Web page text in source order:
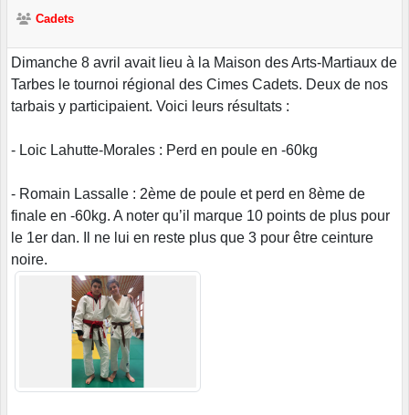
Cadets
Dimanche 8 avril avait lieu à la Maison des Arts-Martiaux de
Tarbes le tournoi régional des Cimes Cadets. Deux de nos
tarbais y participaient. Voici leurs résultats :
- Loic Lahutte-Morales : Perd en poule en -60kg
- Romain Lassalle : 2ème de poule et perd en 8ème de
finale en -60kg. A noter qu’il marque 10 points de plus pour
le 1er dan. Il ne lui en reste plus que 3 pour être ceinture
noire.